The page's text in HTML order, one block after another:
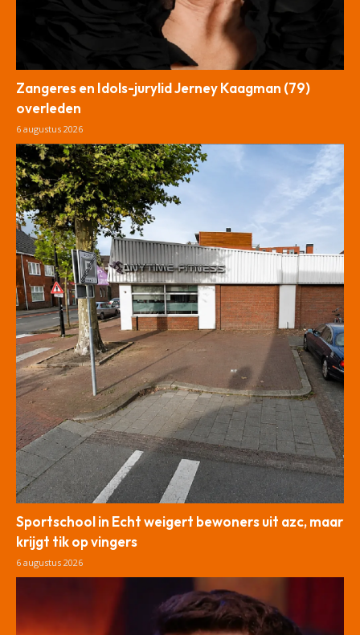
Zangeres en Idols-jurylid Jerney Kaagman (79)
overleden
6 augustus 2026
Sportschool in Echt weigert bewoners uit azc, maar
krijgt tik op vingers
6 augustus 2026